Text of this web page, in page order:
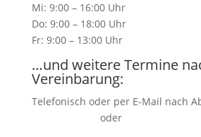
Mi: 9:00 – 16:00 Uhr
Do: 9:00 – 18:00 Uhr
Fr: 9:00 – 13:00 Uhr
…und weitere Termine
Vereinbarung:
Telefonisch oder per E-Mail nach
oder